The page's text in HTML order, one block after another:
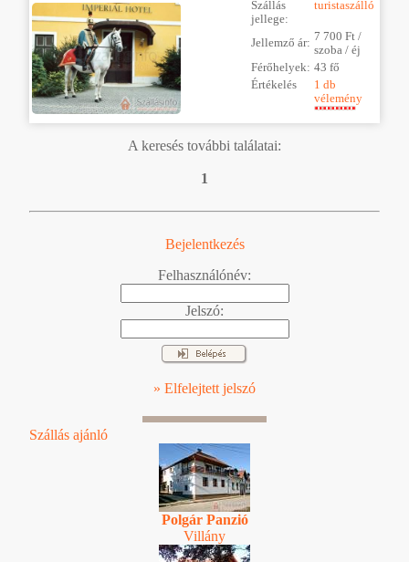
Szállás
jellege:
turistaszálló
Jellemző ár: 7 700 Ft /
szoba / éj
Férőhelyek: 43 fő
Értékelés
1 db
vélemény
A keresés további találatai:
1
Bejelentkezés
Felhasználónév:
Jelszó:
» Elfelejtett jelszó
Szállás ajánló
Polgár Panzió
Villány